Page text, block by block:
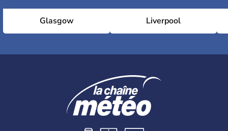
Glasgow Liverpool